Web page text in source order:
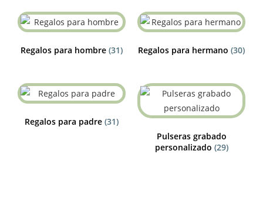
Regalos para hombre (31) Regalos para hermano (30)
Regalos para padre (31)
Pulseras grabado
personalizado (29)